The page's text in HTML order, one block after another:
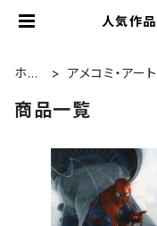
人気作
ホー
アメコミ・アー
商品一覧